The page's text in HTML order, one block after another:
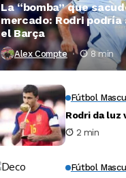
La “bomba” que
mercado: Rodri podría
el Barça
Alex Compte 8 min
Fútbol
Rodri da luz
2 min
Fútbol